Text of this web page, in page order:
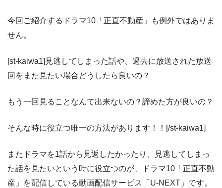
今回ご紹介するドラマ10「正直不動産」も例外ではありま
せん。
[st-kaiwa1]見逃してしまった話や、過去に放送された放送
回をまた見たい場合どうしたら良いの？
もう一回見ることなんて出来ないの？諦めた方が良いの？
そんな時に役立つ唯一の方法があります！！[/st-kaiwa1]
またドラマを1話から見返したかったり、見逃してしまっ
た話を見たいという時に役立つのが、ドラマ10「正直不動
産」を配信している動画配信サービス「U-NEXT」です。